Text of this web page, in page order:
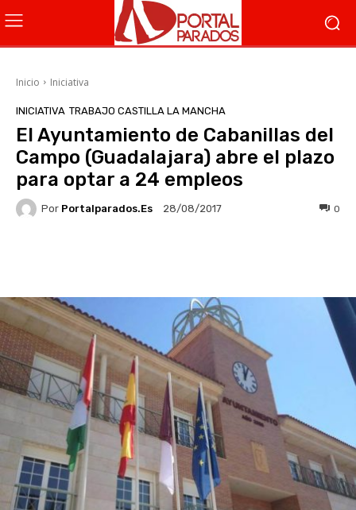
Inicio Iniciativa
INICIATIVA TRABAJO CASTILLA LA MANCHA
El Ayuntamiento de Cabanillas del
Campo (Guadalajara) abre el plazo
para optar a 24 empleos
Por Portalparados.es 28/08/2017 0